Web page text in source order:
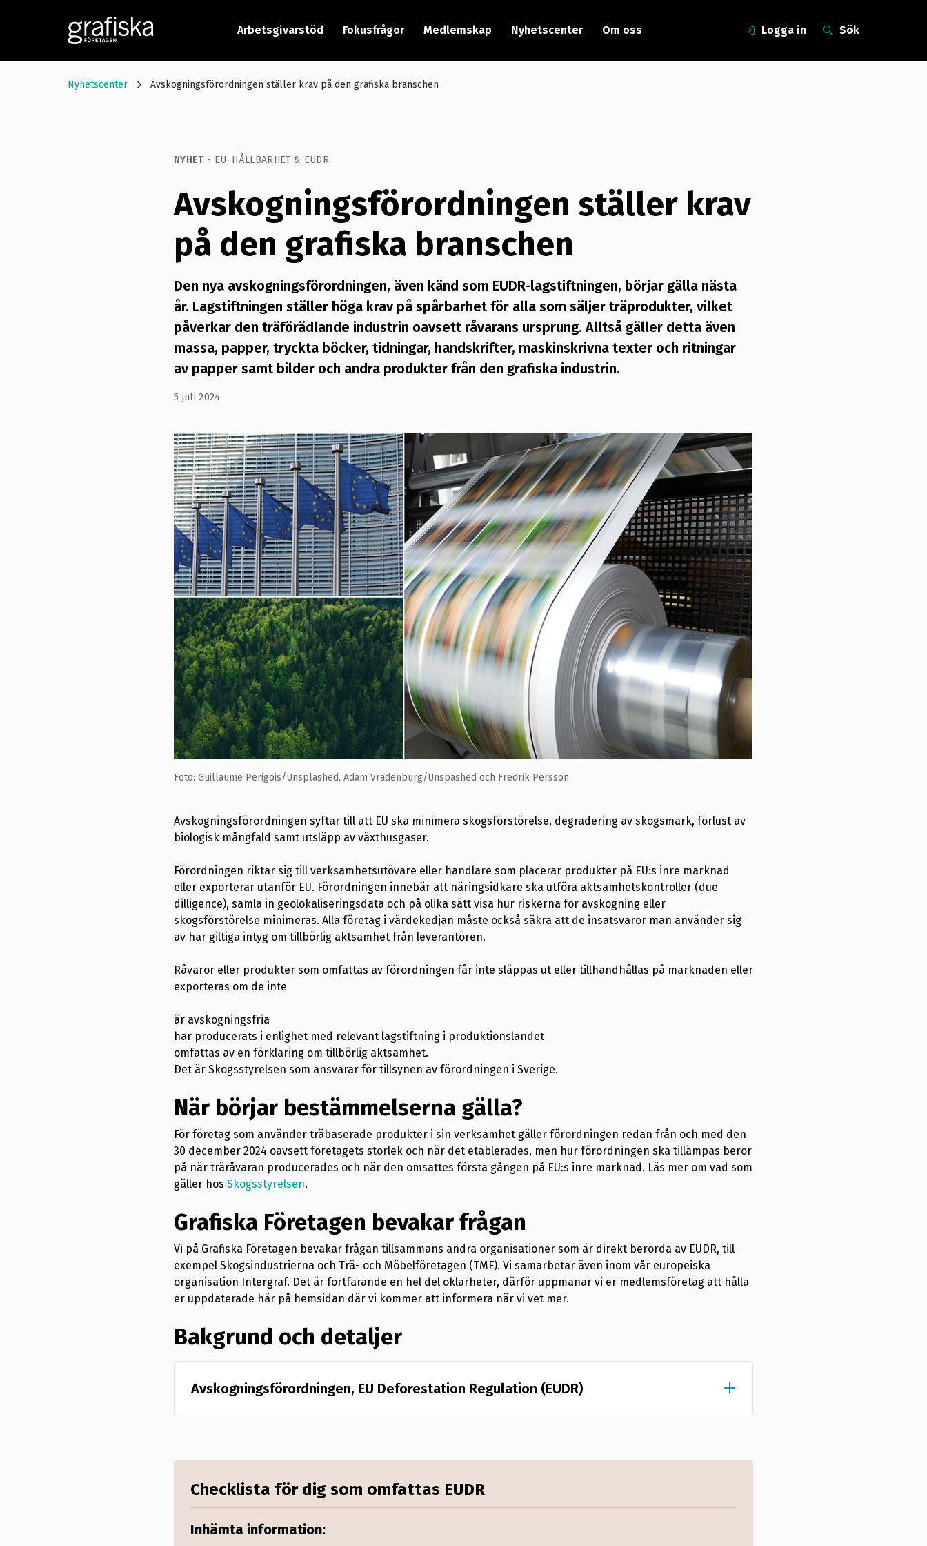
Arbetsgivarstöd Fokusfrågor Medlemskap Nyhetscenter Om oss Logga in Sök
Nyhetscenter Avskogningsförordningen ställer krav på den grafiska branschen
NYHET - EU, HÅLLBARHET & EUDR
Avskogningsförordningen ställer krav
på den grafiska branschen
Den nya avskogningsförordningen, även känd som EUDR-lagstiftningen, börjar gälla nästa
år. Lagstiftningen ställer höga krav på spårbarhet för alla som säljer träprodukter, vilket
påverkar den träförädlande industrin oavsett råvarans ursprung. Alltså gäller detta även
massa, papper, tryckta böcker, tidningar, handskrifter, maskinskrivna texter och ritningar
av papper samt bilder och andra produkter från den grafiska industrin.
5 juli 2024
Foto: Guillaume Perigois/Unsplashed, Adam Vradenburg/Unspashed och Fredrik Persson
Avskogningsförordningen syftar till att EU ska minimera skogsförstörelse, degradering av skogsmark, förlust av
biologisk mångfald samt utsläpp av växthusgaser.
Förordningen riktar sig till verksamhetsutövare eller handlare som placerar produkter på EU:s inre marknad
eller exporterar utanför EU. Förordningen innebär att näringsidkare ska utföra aktsamhetskontroller (due
dilligence), samla in geolokaliseringsdata och på olika sätt visa hur riskerna för avskogning eller
skogsförstörelse minimeras. Alla företag i värdekedjan måste också säkra att de insatsvaror man använder sig
av har giltiga intyg om tillbörlig aktsamhet från leverantören.
Råvaror eller produkter som omfattas av förordningen får inte släppas ut eller tillhandhållas på marknaden eller
exporteras om de inte
är avskogningsfria
har producerats i enlighet med relevant lagstiftning i produktionslandet
omfattas av en förklaring om tillbörlig aktsamhet.
Det är Skogsstyrelsen som ansvarar för tillsynen av förordningen i Sverige.
När börjar bestämmelserna gälla?
För företag som använder träbaserade produkter i sin verksamhet gäller förordningen redan från och med den
30 december 2024 oavsett företagets storlek och när det etablerades, men hur förordningen ska tillämpas beror
på när träråvaran producerades och när den omsattes första gången på EU:s inre marknad. Läs mer om vad som
gäller hos Skogsstyrelsen.
Grafiska Företagen bevakar frågan
Vi på Grafiska Företagen bevakar frågan tillsammans andra organisationer som är direkt berörda av EUDR, till
exempel Skogsindustrierna och Trä- och Möbelföretagen (TMF). Vi samarbetar även inom vår europeiska
organisation Intergraf. Det är fortfarande en hel del oklarheter, därför uppmanar vi er medlemsföretag att hålla
er uppdaterade här på hemsidan där vi kommer att informera när vi vet mer.
Bakgrund och detaljer
Avskogningsförordningen, EU Deforestation Regulation (EUDR)
Kommissionen har formulerat ett antal övergripande mål med EUDR:
Checklista för dig som omfattas EUDR
Inhämta information: